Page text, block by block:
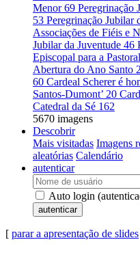
Menor69 Peregrinação
53 Peregrinação Jubilar
Associações de Fiéis e
Jubilar da Juventude 46
Episcopal para a
Abertura do Ano Santo
60 Cardeal Scherer é
Santos-Dumont’ 20
Catedral da Sé 162
5670 imagens
Descobrir
Mais visitadas Imagens
aleatórias Calendário
autenticar
Auto login
autenticar
[ parar a apresentação de slides